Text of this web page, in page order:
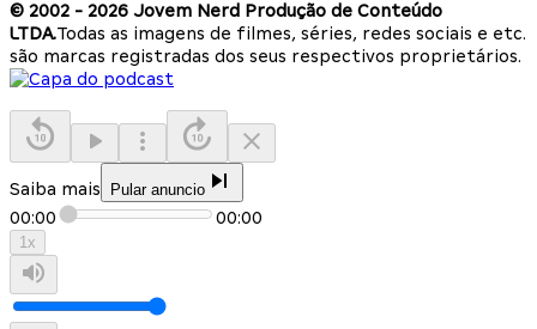
© 2002 - 2026 Jovem Nerd Produção de Conteúdo
LTDA.Todas as imagens de filmes, séries, redes sociais e etc.
são marcas registradas dos seus respectivos proprietários.
Saiba mais Pular anuncio
00:00 00:00
1x